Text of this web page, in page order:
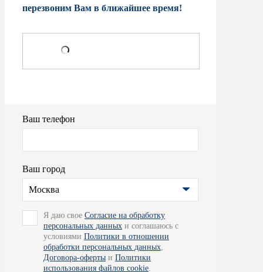
перезвоним Вам в ближайшее время!
Ваш телефон
Ваш город
Москва
Я даю свое Согласие на обработку
персональных данных и соглашаюсь с
условиями Политики в отношении
обработки персональных данных,
Договора-оферты и Политики
использования файлов cookie.